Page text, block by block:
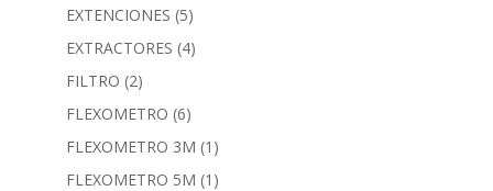
EXTENCIONES (5)
EXTRACTORES (4)
FILTRO (2)
FLEXOMETRO (6)
FLEXOMETRO 3M (1)
FLEXOMETRO 5M (1)